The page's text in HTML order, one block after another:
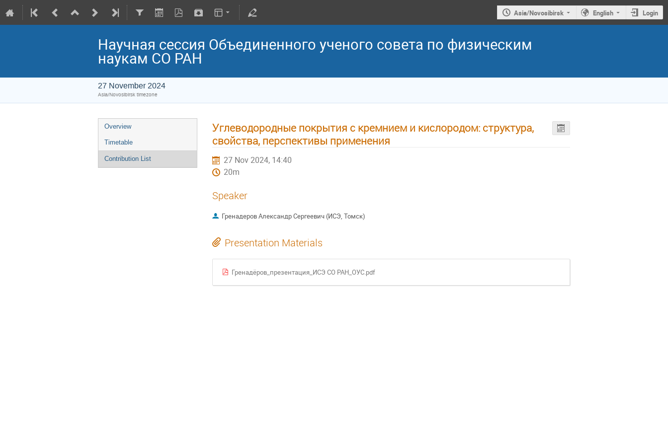
Asia/Novosibirsk English Login
Научная сессия Объединенного ученого совета по физическим
наукам СО РАН
27 November 2024
Asia/Novosibirsk timezone
Overview
Timetable
Contribution List
Углеводородные покрытия с кремнием и кислородом: структура,
свойства, перспективы применения
27 Nov 2024, 14:40
20m
Speaker
Гренадеров Александр Сергеевич (ИСЭ, Томск)
Presentation Materials
Гренадёров_презентация_ИСЭ СО РАН_ОУС.pdf